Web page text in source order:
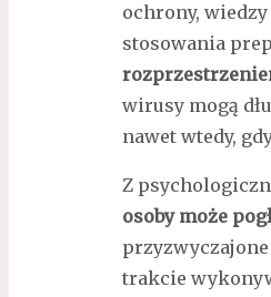
ochrony,
stosowania
wirusy mogą
nawet wtedy,
Z
osoby może
trakcie